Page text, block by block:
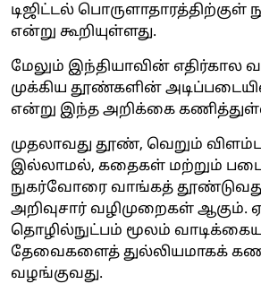
டிஜிட்டல் பொருளாதாரத்திற்குள்
என்று கூறியுள்ளது.
மேலும் இந்தியாவின் எதிர்கால
முக்கிய தூண்களின்
என்று இந்த அறிக்கை
முதலாவது தூண், வெறும்
இல்லாமல், கதைகள் மற்றும்
நுகர்வோரை வாங்கத்
அறிவுசார் வழிமுறைகள் ஆகும்.
தொழில்நுட்பம் மூலம்
தேவைகளைத் துல்லியமாகக்
வழங்குவது.